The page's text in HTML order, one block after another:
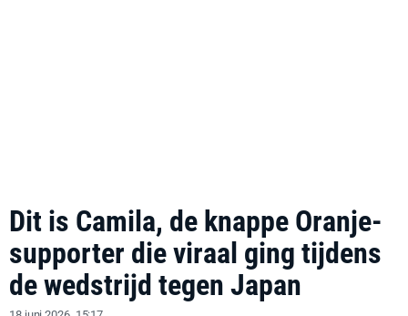
Dit is Camila, de knappe Oranje-
supporter die viraal ging tijdens
de wedstrijd tegen Japan